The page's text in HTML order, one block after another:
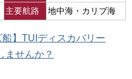
主要航路 地中海・カリブ海
船】TUIディスカバリー
ませんか？